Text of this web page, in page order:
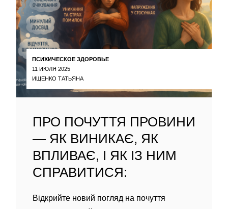
ПСИХИЧЕСКОЕ ЗДОРОВЬЕ
11 ИЮЛЯ 2025
ИЩЕНКО ТАТЬЯНА
ПРО ПОЧУТТЯ ПРОВИНИ
— ЯК ВИНИКАЄ, ЯК
ВПЛИВАЄ, І ЯК ІЗ НИМ
СПРАВИТИСЯ:
Відкрийте новий погляд на почуття